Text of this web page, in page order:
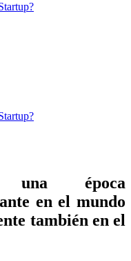
una época
en el mundo
también en el